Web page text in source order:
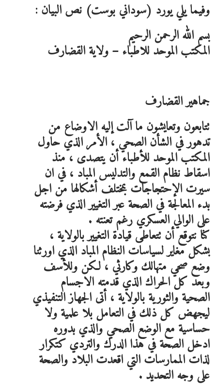
وفيما يلي يورد (سوداني بوست) نص البيان :
بسم الله الرحمن الرحيم
المكتب الموحد للاطباء – ولاية القضارف
جماهير القضارف
تتابعون وتعايشون ما آلت إليه الاوضاع من
تدهور في الشأن الصحي ، الأمر الذي حاول
المكتب الموحد للأطباء أن يتصدى ، منذ
اسقاط نظام القمع والتدليس المباد ، في ان
سيرت الإحتجاجات بمختلف أشكالها من اجل
بدء المعالجة في الصحة عبر التغيير الذي فرضته
على الوالي العسكري رغم تعنته .
كنا نتوقع أن تتعاطى قيادة التغيير بالولاية ،
بشكل مغاير لسياسات النظام المباد الذي اورثنا
وضع صحي متهالك وكارثي ، لكن وللأسف
وبعد كل الحراك الذي قدمته الاجسام
الصحية والثورية بالولاية ، أتى الجهاز التنفيذي
ليجهض كل ذلك في التعامل بلا علمية ولا
حساسية مع الوضع الصحي والذي بدوره
ادخل الصحة في هذا الدرك والتردي كتكرار
لذات الممارسات التي اقعدت البلاد والصحة
على وجه التحديد .